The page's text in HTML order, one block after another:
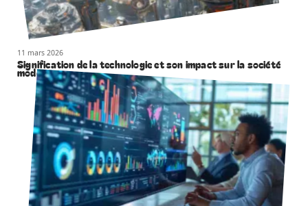
11 mars 2026
Signification de la technologie et son impact sur la société
moderne